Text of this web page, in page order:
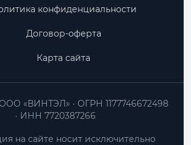
конфиденциальности
Договор-оферта
Карта сайта
ООО «ВИНТЭЛ»
ОГРН 1177746672498
ИНН 7720387266
на сайте носит исключительно